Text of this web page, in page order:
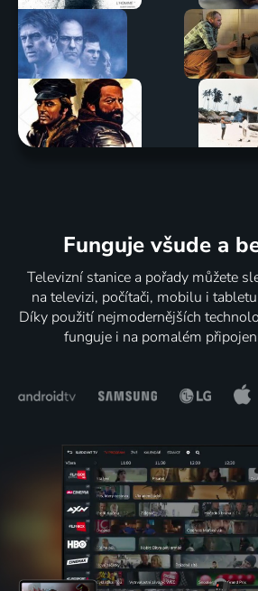
Funguje všude a
Televizní stanice a pořady můžete
na televizi, počítači, mobilu i
Díky použití nejmodernějších
funguje i na pomalém